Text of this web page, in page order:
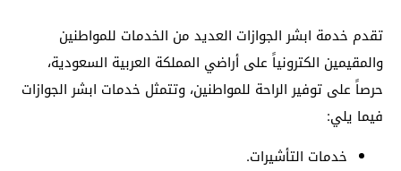
تقدم خدمة ابشر الجوازات العديد من الخدمات للمواطنين
والمقيمين الكترونياً على أراضي المملكة العربية السعودية،
حرصاً على توفير الراحة للمواطنين، وتتمثل خدمات ابشر الجوازات
فيما يلي:
خدمات التأشيرات.